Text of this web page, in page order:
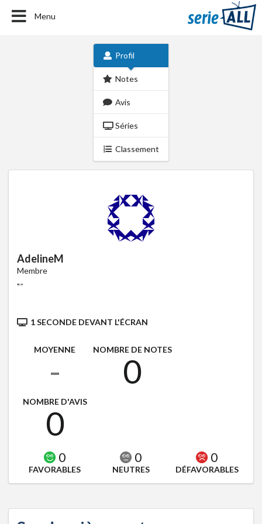
Menu
Profil
Notes
Avis
Séries
Classement
AdelineM
Membre
""
1 SECONDE DEVANT L'ÉCRAN
MOYENNE
-
NOMBRE DE NOTES
0
NOMBRE D'AVIS
0
0
FAVORABLES
0
NEUTRES
0
DÉFAVORABLES